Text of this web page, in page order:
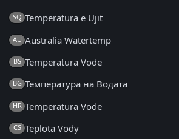
SQ Temperatura e Ujit
AU Australia Watertemp
BS Temperatura Vode
BG Температура на Водата
HR Temperatura Vode
CS Teplota Vody